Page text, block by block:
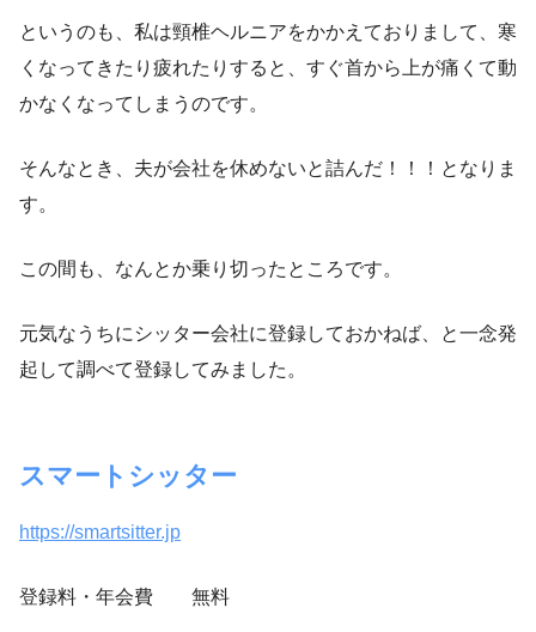
というのも、私は頸椎ヘルニアをかかえておりまして、寒
くなってきたり疲れたりすると、すぐ首から上が痛くて動
かなくなってしまうのです。
そんなとき、夫が会社を休めないと詰んだ！！！となりま
す。
この間も、なんとか乗り切ったところです。
元気なうちにシッター会社に登録しておかねば、と一念発
起して調べて登録してみました。
スマートシッター
https://smartsitter.jp
登録料・年会費 無料